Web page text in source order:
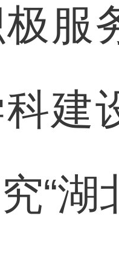
服
建
“湖